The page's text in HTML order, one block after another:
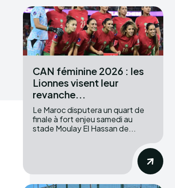
CAN féminine 2026 : les
Lionnes visent leur
revanche...
Le Maroc disputera un quart de
finale à fort enjeu samedi au
stade Moulay El Hassan de...